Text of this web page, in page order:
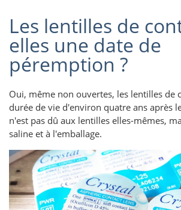
Les lentilles de
elles une date de
péremption ?
Oui, même non ouvertes, les lentilles de
durée de vie d'environ quatre ans après
n'est pas dû aux lentilles elles-mêmes,
saline et à l'emballage.